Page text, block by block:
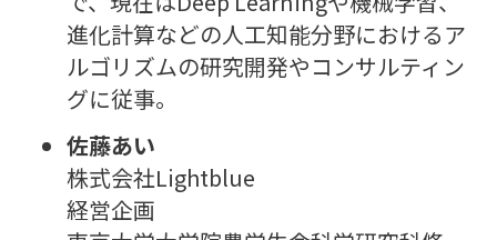
進化計算などの人工知能分野におけるア
ルゴリズムの研究開発やコンサルティン
グに従事。
佐藤あい
株式会社Lightblue
経営企画